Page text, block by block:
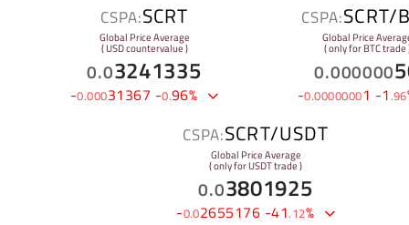
CSPA:SCRT
Global Price Average
( USD countervalue )
0.03241335
-0.00031367 -0.96%
CSPA:SCRT/
Global Price
( only for BTC trade
0.000000
-0.00000001 -1.96
CSPA:SCRT/USDT
Global Price Average
( only for USDT trade )
0.03801925
-0.02655176 -41.12%